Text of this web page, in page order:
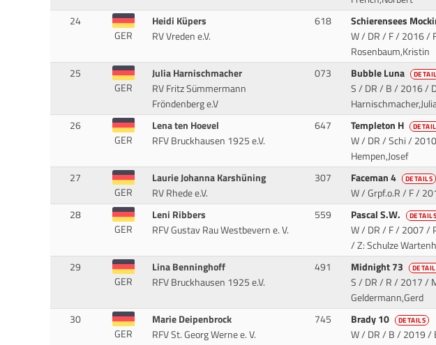
24
GER
Heidi Küpers
RV Vreden e.V.
618 Schierensees
W / DR / F / 2016 /
Rosenbaum,Kristin
25
GER
Julia Harnischmacher
RV Fritz Sümmermann
Fröndenberg e.V
073 Bubble Luna
S / DR / B / 2016 /
26
GER
Lena ten Hoevel
RFV Bruckhausen 1925 e.V.
647 Templeton H
W / DR / Schi /
Hempen,Josef
27
GER
Laurie Johanna Karshüning
RV Rhede e.V.
307 Faceman 4 DETAILS
W / Grpf.o.R / F /
28
GER
Leni Ribbers
RFV Gustav Rau Westbevern e. V.
559 Pascal S.W. DETAILS
W / DR / F / 2007 /
/ Z: Schulze
29
GER
Lina Benninghoff
RFV Bruckhausen 1925 e.V.
491 Midnight 73
S / DR / R / 2017 /
Geldermann,Gerd
30
GER
Marie Deipenbrock
RFV St. Georg Werne e. V.
745 Brady 10 DETAILS
W / DR / B / 2019 /